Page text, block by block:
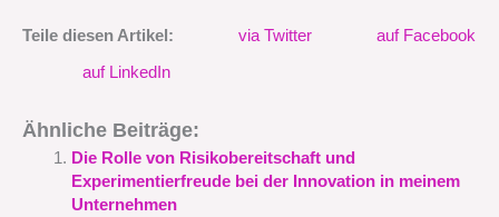
Teile diesen Artikel: via Twitter auf Facebook
auf LinkedIn
Ähnliche Beiträge:
Die Rolle von Risikobereitschaft und
Experimentierfreude bei der Innovation in meinem
Unternehmen